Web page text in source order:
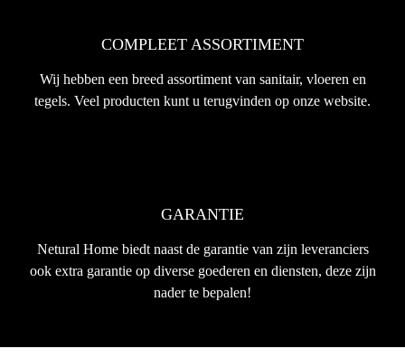
COMPLEET ASSORTIMENT
Wij hebben een breed assortiment van sanitair, vloeren en
tegels. Veel producten kunt u terugvinden op onze website.
GARANTIE
Netural Home biedt naast de garantie van zijn leveranciers
ook extra garantie op diverse goederen en diensten, deze zijn
nader te bepalen!